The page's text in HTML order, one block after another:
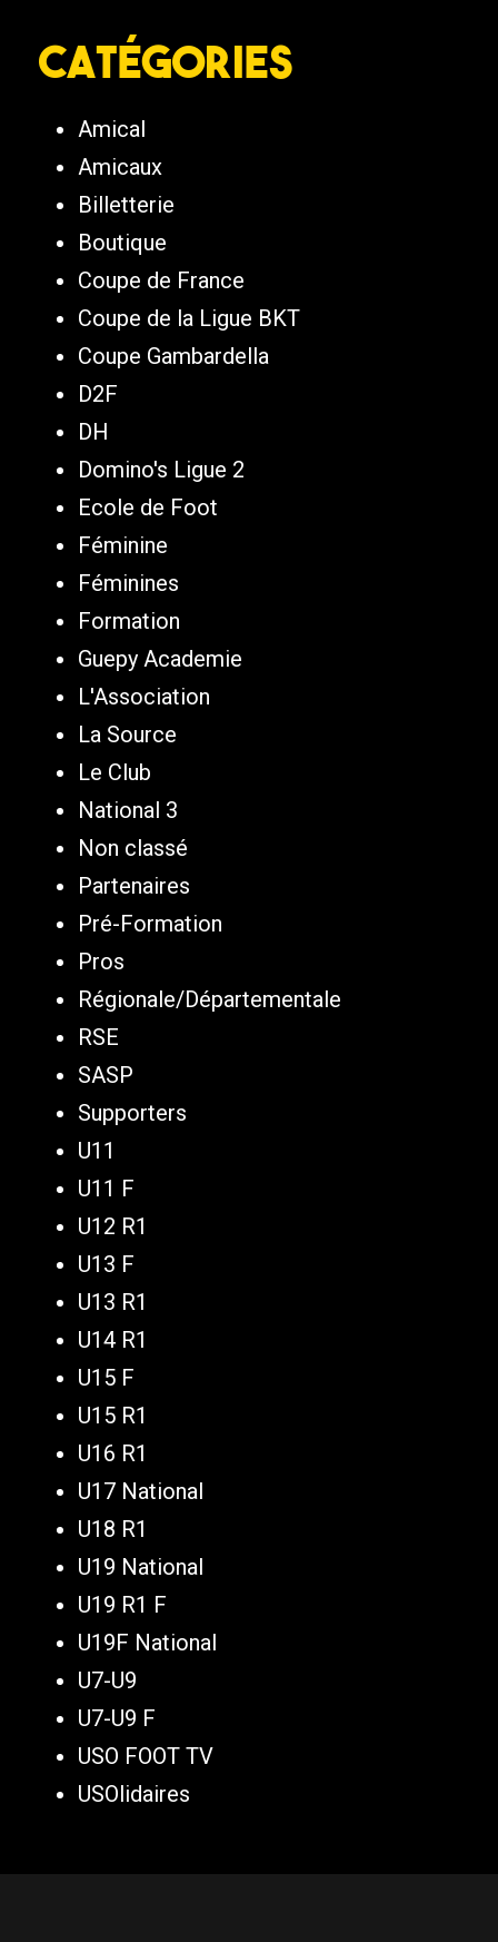
Catégories
Amical
Amicaux
Billetterie
Boutique
Coupe de France
Coupe de la Ligue BKT
Coupe Gambardella
D2F
DH
Domino's Ligue 2
Ecole de Foot
Féminine
Féminines
Formation
Guepy Academie
L'Association
La Source
Le Club
National 3
Non classé
Partenaires
Pré-Formation
Pros
Régionale/Départementale
RSE
SASP
Supporters
U11
U11 F
U12 R1
U13 F
U13 R1
U14 R1
U15 F
U15 R1
U16 R1
U17 National
U18 R1
U19 National
U19 R1 F
U19F National
U7-U9
U7-U9 F
USO FOOT TV
USOlidaires